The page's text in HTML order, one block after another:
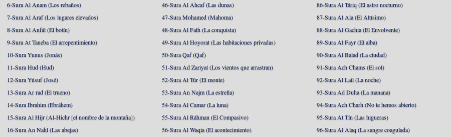
6-Sura Al Anam (Los rebaños)
7-Sura Al Araf (Los lugares elevados)
8-Sura Al Anfál (El botín)
9-Sura At Taueba (El arrepentimiento)
10-Sura Yunus (Jonás)
11-Sura Hud (Hud)
12-Sura Yúsuf (José)
13-Sura Ar rad (El trueno)
14-Sura Ibrahim (Ebráhem)
15-Sura Al Hijr (Al-Hichr [el nombre de la montaña])
16-Sura An Nahl (Las abejas)
46-Sura Al Ahcaf (Las dunas)
47-Sura Mohamed (Mahoma)
48-Sura Al Fath (La conquista)
49-Sura Al Hoyorat (Las habitaciones privadas)
50-Sura Qaf (Qaf)
51-Sura Ad Zariyat (Los vientos que arrastran)
52-Sura At Túr (El monte)
53-Sura An Najm (La estrella)
54-Sura Al Camar (La luna)
55-Sura Al Ráhman (El Compasivo)
56-Sura Al Waqia (El acontecimiento)
86-Sura At Táriq (El astro nocturno)
87-Sura Al Ala (El Altísimo)
88-Sura Al Gachia (El Envolvente)
89-Sura Al Fayr (El alba)
90-Sura Al Balad (La ciudad)
91-Sura Ach Chams (El sol)
92-Sura Al Lail (La noche)
93-Sura Ad Duha (La manana)
94-Sura Ach Charh (No te hemos abierto)
95-Sura At Tín (Las higueras)
96-Sura Al Alaq (La sangre coagulada)